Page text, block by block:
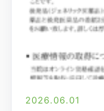
2026.06.01